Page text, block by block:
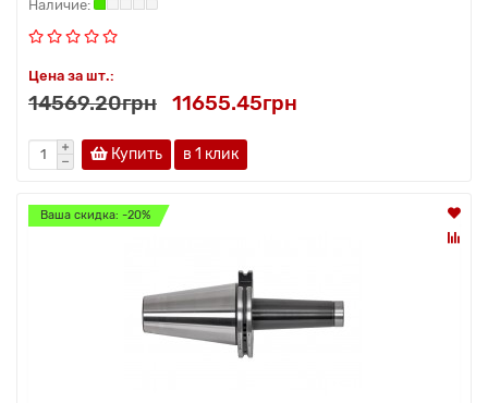
Цена за шт.:
14569.20грн 11655.45грн
Купить в 1 клик
Ваша скидка: -20%